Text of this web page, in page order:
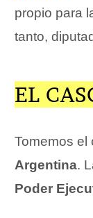
propio para
tanto,
EL
Tomemos el
Argentina.
Poder